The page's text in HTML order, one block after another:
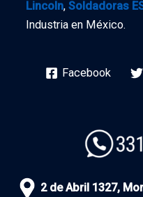
Lincoln, Soldadoras
Industria en México.
Facebook
2 de Abril 1327,